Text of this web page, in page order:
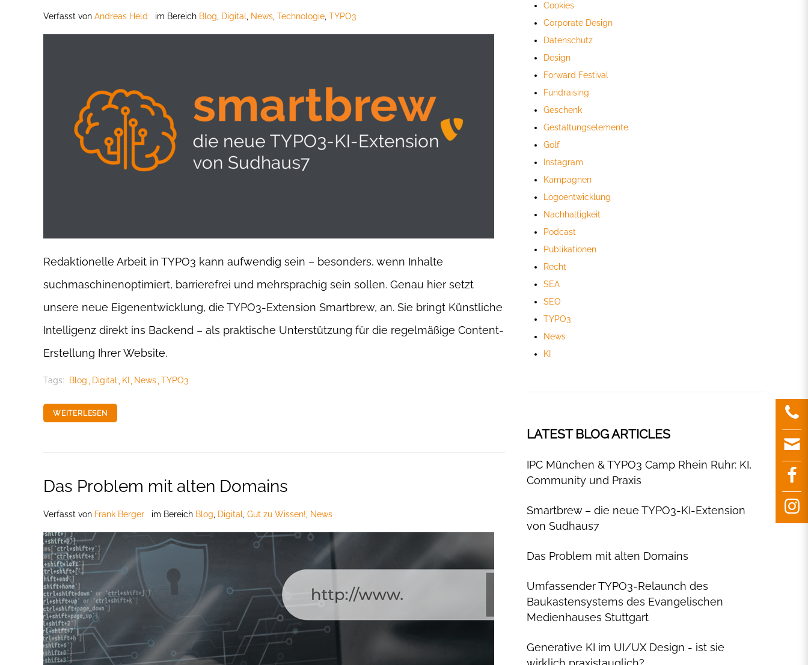
Verfasst von Andreas Held im Bereich Blog Digital News Technologie TYPO3
Redaktionelle Arbeit in TYPO3 kann aufwendig sein – besonders, wenn Inhalte
suchmaschinenoptimiert, barrierefrei und mehrsprachig sein sollen. Genau hier setzt
unsere neue Eigenentwicklung, die TYPO3-Extension Smartbrew, an. Sie bringt Künstliche
Intelligenz direkt ins Backend – als praktische Unterstützung für die regelmäßige Content-
Erstellung Ihrer Website.
Tags: Blog Digital KI News TYPO3
WEITERLESEN
Das Problem mit alten Domains
Verfasst von Frank Berger im Bereich Blog, Digital, Gut zu Wissen!, News
Cookies
Corporate Design
Datenschutz
Design
Forward Festival
Fundraising
Geschenk
Gestaltungselemente
Golf
Instagram
Kampagnen
Logoentwicklung
Nachhaltigkeit
Podcast
Publikationen
Recht
SEA
SEO
TYPO3
News
KI
LATEST BLOG ARTICLES
IPC München & TYPO3 Camp Rhein Ruhr: KI,
Community und Praxis
Smartbrew – die neue TYPO3-KI-Extension
von Sudhaus7
Das Problem mit alten Domains
Umfassender TYPO3-Relaunch des
Baukastensystems des Evangelischen
Medienhauses Stuttgart
Generative KI im UI/UX Design - ist sie